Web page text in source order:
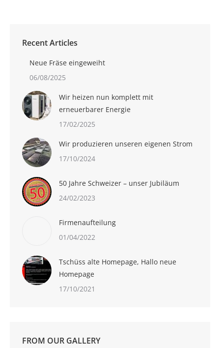
Recent Articles
Neue Fräse eingeweiht
06/08/2025
Wir heizen nun komplett mit
erneuerbarer Energie
17/02/2025
Wir produzieren unseren eigenen Strom
17/10/2024
50 Jahre Schweizer – unser Jubiläum
24/02/2023
Firmenaufteilung
01/04/2022
Tschüss alte Homepage, Hallo neue
Homepage
17/10/2021
FROM OUR GALLERY